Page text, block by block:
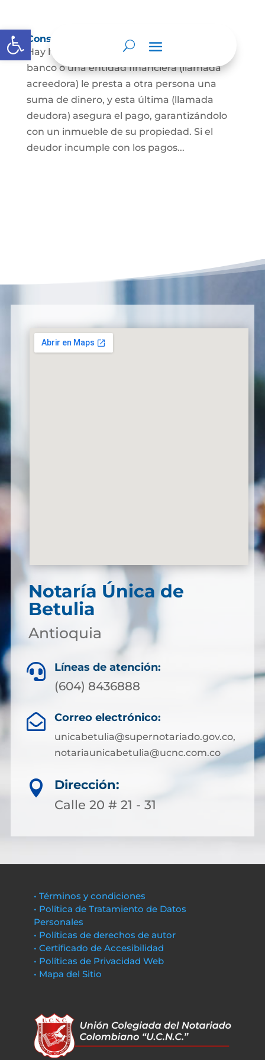
Abrir barra de herramientas
Constitución de hipoteca
Hay hipoteca cuando una persona, o un
banco o una entidad financiera (llamada
acreedora) le presta a otra persona una
suma de dinero, y esta última (llamada
deudora) asegura el pago, garantizándolo
con un inmueble de su propiedad. Si el
deudor incumple con los pagos...
Notaría Única de
Betulia
Antioquia
 Líneas de atención:
(604) 8436888
 Correo electrónico:
unicabetulia@supernotariado.gov.co,
notariaunicabetulia@ucnc.com.co

Dirección:
Calle 20 # 21 - 31
• Términos y condiciones
• Política de Tratamiento de Datos
Personales
• Políticas de derechos de autor
• Certificado de Accesibilidad
• Políticas de Privacidad Web
• Mapa del Sitio